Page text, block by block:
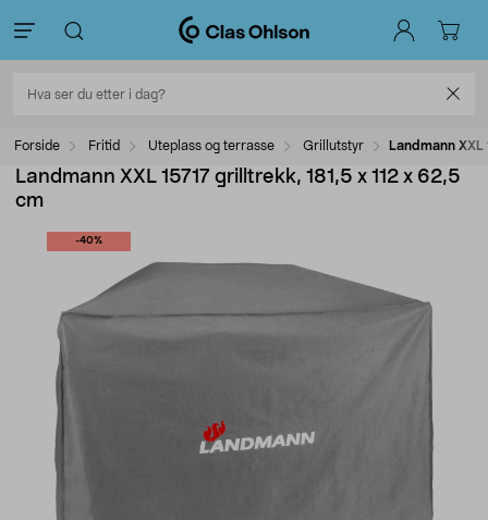
Forside Fritid Uteplass og terrasse Grillutstyr Landmann XXL
Landmann XXL 15717 grilltrekk, 181,5 x 112 x 62,5
cm
-40%